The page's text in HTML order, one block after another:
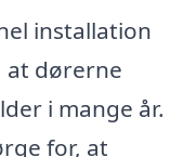
installation
at dørerne
i mange år.
for, at